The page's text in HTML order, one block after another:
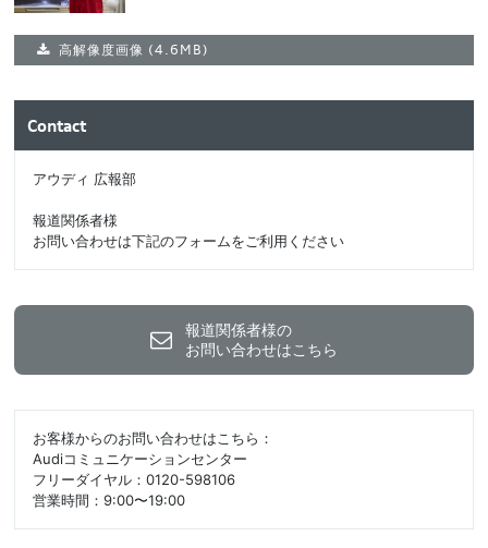
高解像度画像 (4.6MB)
Contact
アウディ 広報部
報道関係者様
お問い合わせは下記のフォームをご利用ください
報道関係者様の
お問い合わせはこちら
お客様からのお問い合わせはこちら：
Audiコミュニケーションセンター
フリーダイヤル：0120-598106
営業時間：9:00〜19:00